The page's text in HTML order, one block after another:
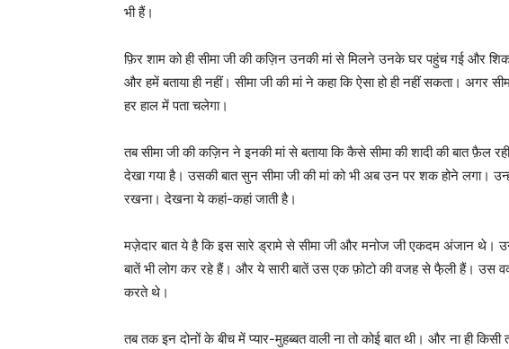
भी हैं।
फ़िर शाम को ही सीमा जी की कज़िन उनकी मां से मिलने उनके घर पहुंच गई और
और हमें बताया ही नहीं। सीमा जी की मां ने कहा कि ऐसा हो ही नहीं सकता। अगर
हर हाल में पता चलेगा।
तब सीमा जी की कज़िन ने इनकी मां से बताया कि कैसे सीमा की शादी की बात फ़ैल
देखा गया है। उसकी बात सुन सीमा जी की मां को भी अब उन पर शक होने लगा।
रखना। देखना ये कहां-कहां जाती है।
मज़ेदार बात ये है कि इस सारे ड्रामे से सीमा जी और मनोज जी एकदम अंजान थे।
बातें भी लोग कर रहे हैं। और ये सारी बातें उस एक फ़ोटो की वजह से फै़ली हैं। उस
करते थे।
तब तक इन दोनों के बीच में प्यार-मुहब्बत वाली ना तो कोई बात थी। और ना ही